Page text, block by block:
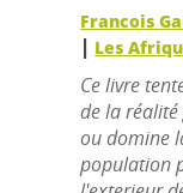
Francois
| Les
Ce livre
de la
ou domine
population